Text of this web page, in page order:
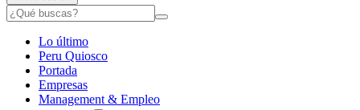
Lo último
Peru Quiosco
Portada
Empresas
Management & Empleo